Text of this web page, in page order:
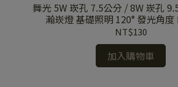
舞光 5W 崁孔 7.5公分 / 8W 崁孔
瀚崁燈 基礎照明 120° 發光角度
HUB5 / LED-9DO HUB8
NT$130
加入購物車